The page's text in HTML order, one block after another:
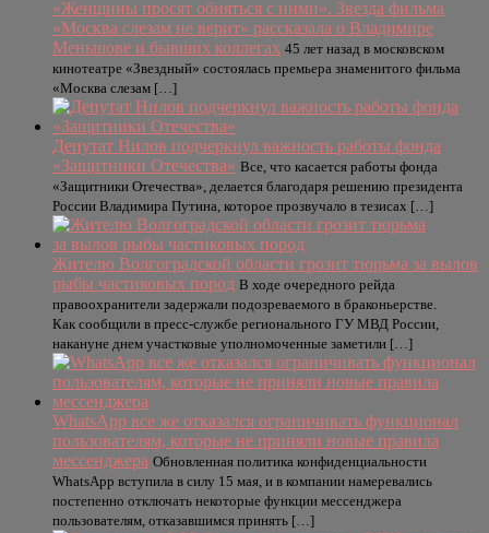
«Женщины просят обняться с ними». Звезда фильма
«Москва слезам не верит» рассказала о Владимире
Меньшове и бывших коллегах 45 лет назад в московском
кинотеатре «Звездный» состоялась премьера знаменитого фильма
«Москва слезам […]
Депутат Нилов подчеркнул важность работы фонда
«Защитники Отечества» Все, что касается работы фонда
«Защитники Отечества», делается благодаря решению президента
России Владимира Путина, которое прозвучало в тезисах […]
Жителю Волгоградской области грозит тюрьма за вылов
рыбы частиковых пород В ходе очередного рейда
правоохранители задержали подозреваемого в браконьерстве.
Как сообщили в пресс-службе регионального ГУ МВД России,
накануне днем участковые уполномоченные заметили […]
WhatsApp все же отказался ограничивать функционал
пользователям, которые не приняли новые правила
мессенджера Обновленная политика конфиденциальности
WhatsApp вступила в силу 15 мая, и в компании намеревались
постепенно отключать некоторые функции мессенджера
пользователям, отказавшимся принять […]